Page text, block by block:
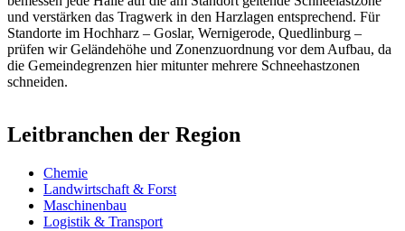
und verstärken das Tragwerk in den Harzlagen entsprechend. Für
Standorte im Hochharz – Goslar, Wernigerode, Quedlinburg –
prüfen wir Geländehöhe und Zonenzuordnung vor dem Aufbau, da
die Gemeindegrenzen hier mitunter mehrere Schneehastzonen
schneiden.
Leitbranchen der Region
Chemie
Landwirtschaft & Forst
Maschinenbau
Logistik & Transport